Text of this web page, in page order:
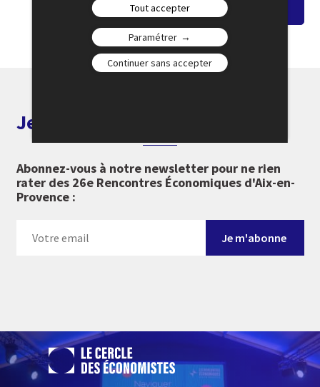
Voir le replay
Je m'abonne aux alertes
Abonnez-vous à notre newsletter pour ne rien
rater des 26e Rencontres Économiques d'Aix-en-
Provence :
Tout accepter
Paramétrer
Continuer sans accepter